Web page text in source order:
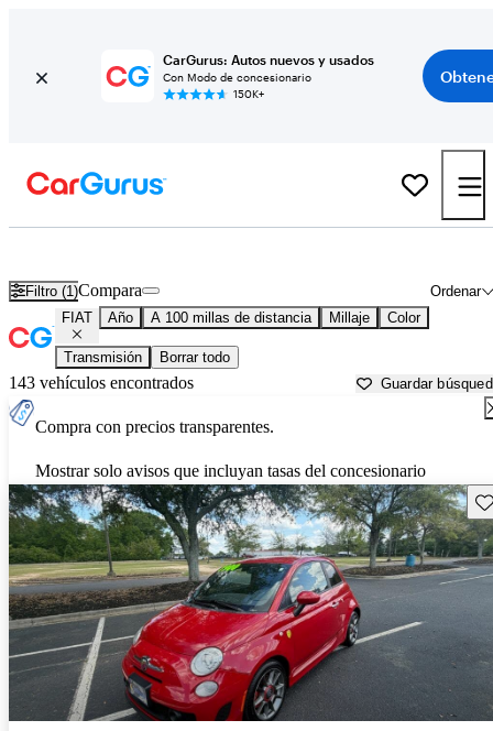
CarGurus: Autos nuevos y usados
Con Modo de concesionario
150K+
Filtro (1) Ordenar
Compara
FIAT Año A 100 millas de distancia Millaje Color
Transmisión Borrar todo
143 vehículos encontrados Guardar
Compra con precios transparentes.
Mostrar solo avisos que incluyan tasas del concesionario